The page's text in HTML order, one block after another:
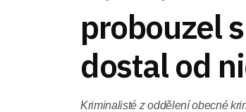
probouzel
dostal od
Kriminalisté z oddělení obecné